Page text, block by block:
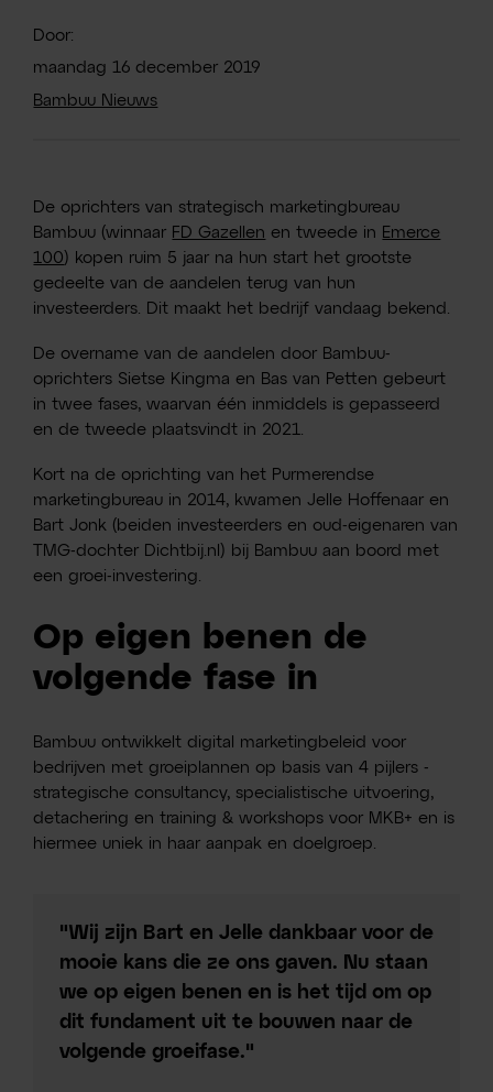
Door:
maandag 16 december 2019
Bambuu Nieuws
De oprichters van strategisch marketingbureau
Bambuu (winnaar FD Gazellen en tweede in Emerce
100 ) kopen ruim 5 jaar na hun start het grootste
gedeelte van de aandelen terug van hun
investeerders. Dit maakt het bedrijf vandaag bekend.
De overname van de aandelen door Bambuu-
oprichters Sietse Kingma en Bas van Petten gebeurt
in twee fases, waarvan één inmiddels is gepasseerd
en de tweede plaatsvindt in 2021.
Kort na de oprichting van het Purmerendse
marketingbureau in 2014, kwamen Jelle Hoffenaar en
Bart Jonk (beiden investeerders en oud-eigenaren van
TMG-dochter Dichtbij.nl) bij Bambuu aan boord met
een groei-investering.
Op eigen benen de
volgende fase in
Bambuu ontwikkelt digital marketingbeleid voor
bedrijven met groeiplannen op basis van 4 pijlers -
strategische consultancy, specialistische uitvoering,
detachering en training & workshops voor MKB+ en is
hiermee uniek in haar aanpak en doelgroep.
"Wij zijn Bart en Jelle dankbaar voor de
mooie kans die ze ons gaven. Nu staan
we op eigen benen en is het tijd om op
dit fundament uit te bouwen naar de
volgende groeifase."